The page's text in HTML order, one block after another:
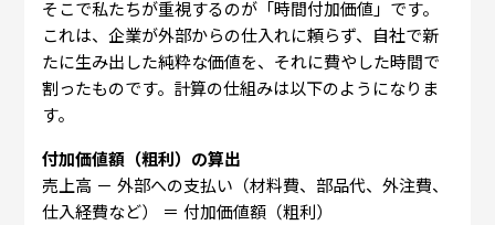
そこで私たちが重視するのが「時間付加価値」です。
これは、企業が外部からの仕入れに頼らず、自社で新
たに生み出した純粋な価値を、それに費やした時間で
割ったものです。計算の仕組みは以下のようになりま
す。
付加価値額（粗利）の算出
売上高 － 外部への支払い（材料費、部品代、外注費、
仕入経費など） ＝ 付加価値額（粗利）